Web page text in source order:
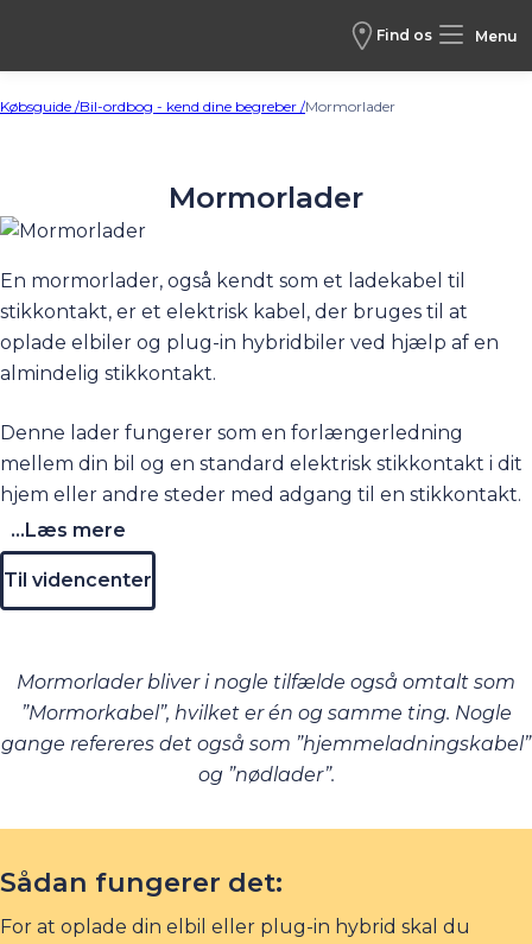
Find os Menu
Købsguide /Bil-ordbog - kend dine begreber /Mormorlader
Mormorlader
En mormorlader, også kendt som et ladekabel til
stikkontakt, er et elektrisk kabel, der bruges til at
oplade elbiler og plug-in hybridbiler ved hjælp af en
almindelig stikkontakt.
Denne lader fungerer som en forlængerledning
mellem din bil og en standard elektrisk stikkontakt i dit
hjem eller andre steder med adgang til en stikkontakt.
...Læs mere
Til videncenter
Mormorlader bliver i nogle tilfælde også omtalt som
”Mormorkabel”, hvilket er én og samme ting. Nogle
gange refereres det også som ”hjemmeladningskabel”
og ”nødlader”.
Sådan fungerer det:
For at oplade din elbil eller plug-in hybrid skal du